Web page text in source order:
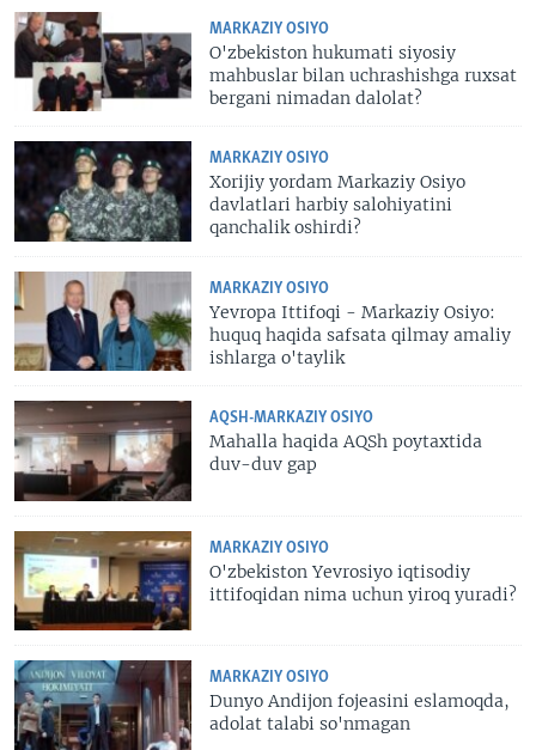
MARKAZIY OSIYO
O'zbekiston hukumati siyosiy
mahbuslar bilan uchrashishga ruxsat
bergani nimadan dalolat?
MARKAZIY OSIYO
Xorijiy yordam Markaziy Osiyo
davlatlari harbiy salohiyatini
qanchalik oshirdi?
MARKAZIY OSIYO
Yevropa Ittifoqi - Markaziy Osiyo:
huquq haqida safsata qilmay amaliy
ishlarga o'taylik
AQSH-MARKAZIY OSIYO
Mahalla haqida AQSh poytaxtida
duv-duv gap
MARKAZIY OSIYO
O'zbekiston Yevrosiyo iqtisodiy
ittifoqidan nima uchun yiroq yuradi?
MARKAZIY OSIYO
Dunyo Andijon fojeasini eslamoqda,
adolat talabi so'nmagan